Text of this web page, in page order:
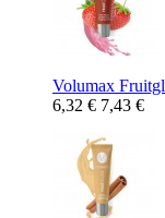
Volumax
6,32 € 7,43 €